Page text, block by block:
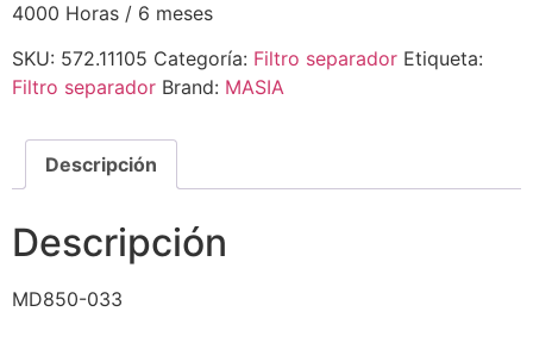
4000 Horas / 6 meses
SKU: 572.11105 Categoría: Filtro separador Etiqueta:
Filtro separador Brand: MASIA
Descripción
Descripción
MD850-033